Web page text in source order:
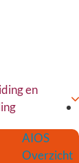
en
AIOS
Overzicht